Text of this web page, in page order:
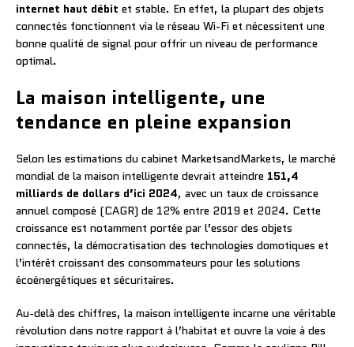
internet haut débit et stable. En effet, la plupart des objets
connectés fonctionnent via le réseau Wi-Fi et nécessitent une
bonne qualité de signal pour offrir un niveau de performance
optimal.
La maison intelligente, une
tendance en pleine expansion
Selon les estimations du cabinet MarketsandMarkets, le marché
mondial de la maison intelligente devrait atteindre 151,4
milliards de dollars d’ici 2024, avec un taux de croissance
annuel composé (CAGR) de 12% entre 2019 et 2024. Cette
croissance est notamment portée par l’essor des objets
connectés, la démocratisation des technologies domotiques et
l’intérêt croissant des consommateurs pour les solutions
écoénergétiques et sécuritaires.
Au-delà des chiffres, la maison intelligente incarne une véritable
révolution dans notre rapport à l’habitat et ouvre la voie à des